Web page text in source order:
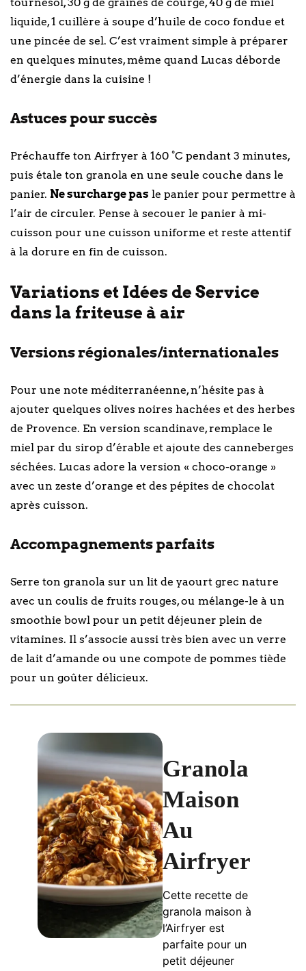
liquide, 1 cuillère à soupe d’huile de coco fondue et
une pincée de sel. C’est vraiment simple à préparer
en quelques minutes, même quand Lucas déborde
d’énergie dans la cuisine !
Astuces pour succès
Préchauffe ton Airfryer à 160 °C pendant 3 minutes,
puis étale ton granola en une seule couche dans le
panier. Ne surcharge pas le panier pour permettre à
l’air de circuler. Pense à secouer le panier à mi-
cuisson pour une cuisson uniforme et reste attentif
à la dorure en fin de cuisson.
Variations et Idées de Service
dans la friteuse à air
Versions régionales/internationales
Pour une note méditerranéenne, n’hésite pas à
ajouter quelques olives noires hachées et des herbes
de Provence. En version scandinave, remplace le
miel par du sirop d’érable et ajoute des canneberges
séchées. Lucas adore la version « choco-orange »
avec un zeste d’orange et des pépites de chocolat
après cuisson.
Accompagnements parfaits
Serre ton granola sur un lit de yaourt grec nature
avec un coulis de fruits rouges, ou mélange-le à un
smoothie bowl pour un petit déjeuner plein de
vitamines. Il s’associe aussi très bien avec un verre
de lait d’amande ou une compote de pommes tiède
pour un goûter délicieux.
Granola
Maison
Au
Airfryer
Cette recette de
granola maison à
l’Airfryer est
parfaite pour un
petit déjeuner